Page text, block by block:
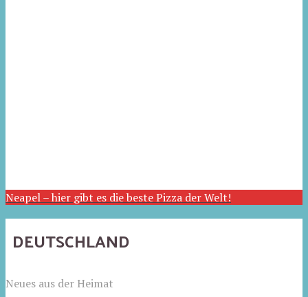
Neapel – hier gibt es die beste Pizza der Welt!
DEUTSCHLAND
Neues aus der Heimat